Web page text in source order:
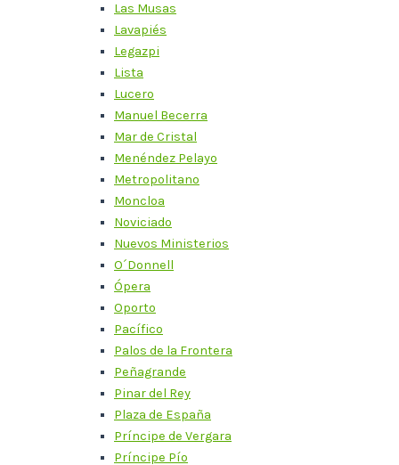
Las Musas
Lavapiés
Legazpi
Lista
Lucero
Manuel Becerra
Mar de Cristal
Menéndez Pelayo
Metropolitano
Moncloa
Noviciado
Nuevos Ministerios
O´Donnell
Ópera
Oporto
Pacífico
Palos de la Frontera
Peñagrande
Pinar del Rey
Plaza de España
Príncipe de Vergara
Príncipe Pío